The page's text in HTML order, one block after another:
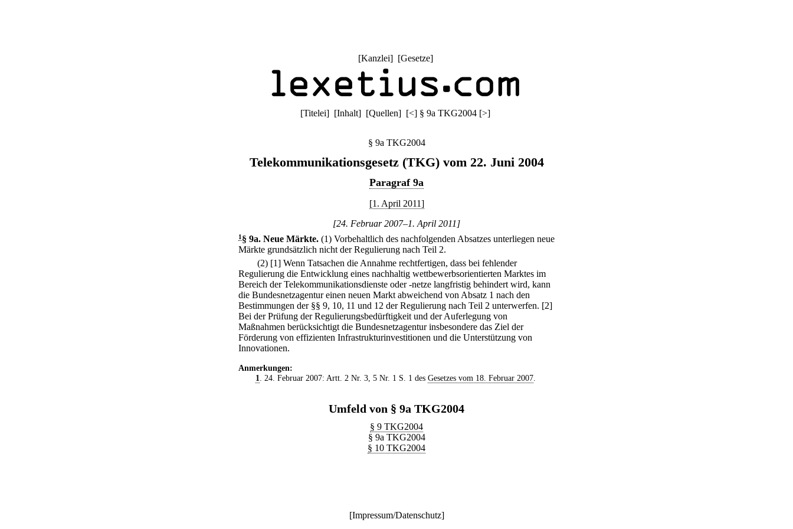
[Kanzlei] [Gesetze]
[Titelei] [Inhalt] [Quellen] [<] § 9a TKG2004 [>]
§ 9a TKG2004
Telekommunikationsgesetz (TKG) vom 22. Juni 2004
Paragraf 9a
[1. April 2011]
[24. Februar 2007–1. April 2011]
1 § 9a. Neue Märkte. (1) Vorbehaltlich des nachfolgenden Absatzes unterliegen neue
Märkte grundsätzlich nicht der Regulierung nach Teil 2.
(2) [1] Wenn Tatsachen die Annahme rechtfertigen, dass bei fehlender
Regulierung die Entwicklung eines nachhaltig wettbewerbsorientierten Marktes im
Bereich der Telekommunikationsdienste oder -netze langfristig behindert wird, kann
die Bundesnetzagentur einen neuen Markt abweichend von Absatz 1 nach den
Bestimmungen der §§ 9, 10, 11 und 12 der Regulierung nach Teil 2 unterwerfen. [2]
Bei der Prüfung der Regulierungsbedürftigkeit und der Auferlegung von
Maßnahmen berücksichtigt die Bundesnetzagentur insbesondere das Ziel der
Förderung von effizienten Infrastrukturinvestitionen und die Unterstützung von
Innovationen.
Anmerkungen:
1. 24. Februar 2007: Artt. 2 Nr. 3, 5 Nr. 1 S. 1 des Gesetzes vom 18. Februar 2007.
Umfeld von § 9a TKG2004
§ 9 TKG2004
§ 9a TKG2004
§ 10 TKG2004
[Impressum/Datenschutz]